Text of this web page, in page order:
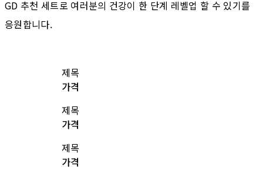
GD 추천 세트로 여러분의 건강이 한 단계 레벨업 할 수 있기를
응원합니다.
제목
가격
제목
가격
제목
가격